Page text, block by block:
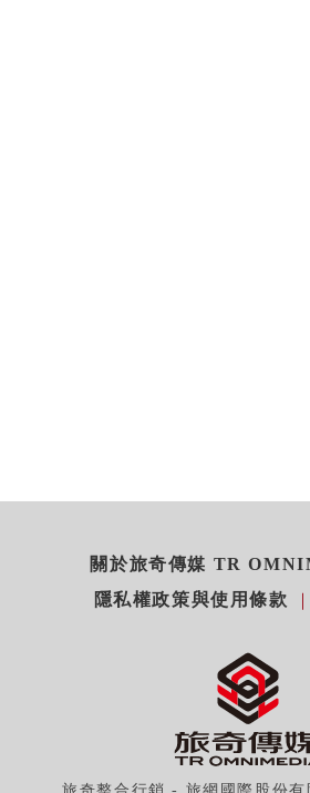
關於旅奇傳媒 TR
隱私權政策與使用條款